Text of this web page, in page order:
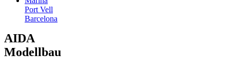
Port Vell
Barcelona
AIDA
Modellbau